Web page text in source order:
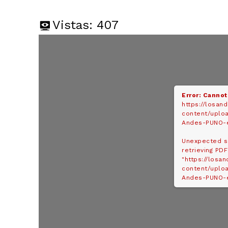
Vistas: 407
Error:
https://
content/
Andes-
Unexpected
retrieving PDF
"https://
content/
Andes-